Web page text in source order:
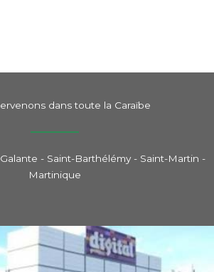
dans toute la Caraïbe
- Saint-Barthélémy - Saint-Martin -
Martinique